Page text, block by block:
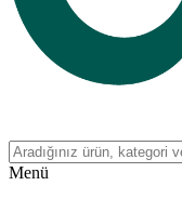
Menü